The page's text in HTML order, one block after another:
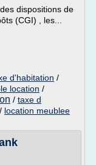
dispositions de
(CGI) , les...
d'habitation /
location /
/ taxe d
/ location meublee